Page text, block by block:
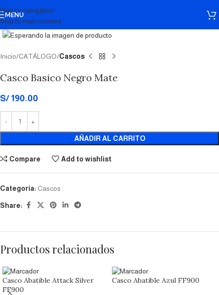
Skip to navigation
Skip to main content
MENU
Click to enlarge
Inicio CATÁLOGO Cascos
Casco Basico Negro Mate
S/ 190.00
AÑADIR AL CARRITO
Compare Add to wishlist
Categoría: Cascos
Share:
Productos relacionados
Casco Abatible Attack Silver
FF900
Casco Abatible Azul FF900